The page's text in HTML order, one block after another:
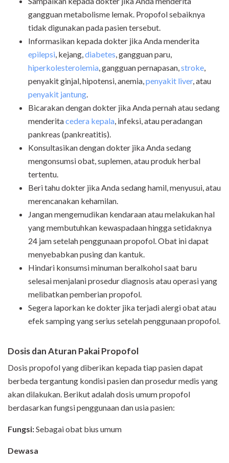
gangguan metabolisme lemak. Propofol sebaiknya
tidak digunakan pada pasien tersebut.
Informasikan kepada dokter jika Anda menderita
epilepsi, kejang,diabetes, gangguan paru,
hiperkolesterolemia, gangguan pernapasan,stroke,
penyakit ginjal, hipotensi, anemia,penyakit liver, atau
penyakit jantung.
Bicarakan dengan dokter jika Anda pernah atau sedang
menderitacedera kepala, infeksi, atau peradangan
pankreas (pankreatitis).
Konsultasikan dengan dokter jika Anda sedang
mengonsumsi obat, suplemen, atau produk herbal
tertentu.
Beri tahu dokter jika Anda sedang hamil, menyusui, atau
merencanakan kehamilan.
Jangan mengemudikan kendaraan atau melakukan hal
yang membutuhkan kewaspadaan hingga setidaknya
24 jam setelah penggunaan propofol. Obat ini dapat
menyebabkan pusing dan kantuk.
Hindari konsumsi minuman beralkohol saat baru
selesai menjalani prosedur diagnosis atau operasi yang
melibatkan pemberian propofol.
Segera laporkan ke dokter jika terjadi alergi obat atau
efek samping yang serius setelah penggunaan propofol.
Dosis dan Aturan Pakai Propofol
Dosis propofol yang diberikan kepada tiap pasien dapat
berbeda tergantung kondisi pasien dan prosedur medis yang
akan dilakukan. Berikut adalah dosis umum propofol
berdasarkan fungsi penggunaan dan usia pasien:
Fungsi:Sebagai obat bius umum
Dewasa